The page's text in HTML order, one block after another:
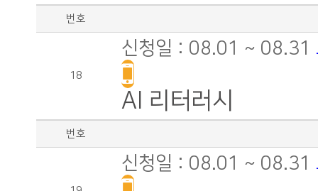
번호
18
신청일 : 08.01 ~ 08.31
AI 리터러시
번호
신청일 : 08.01 ~ 08.31